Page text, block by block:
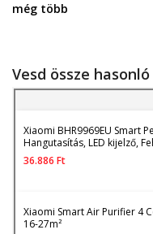
még több
Vesd össze
Xiaomi BHR9969EU Smart
Hangutasítás, LED kijelző,
36.886 Ft
Xiaomi Smart Air Purifier 4
16-27m²